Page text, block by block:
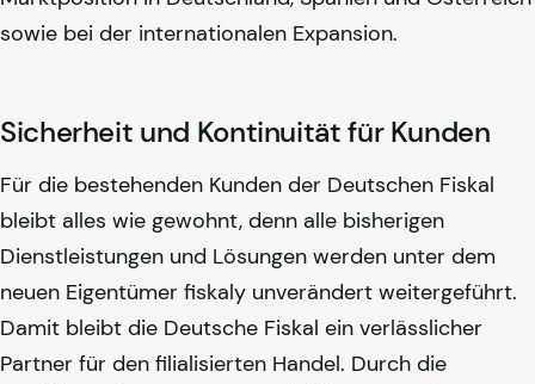
sowie bei der internationalen Expansion.
Sicherheit und Kontinuität für Kunden
Für die bestehenden Kunden der Deutschen Fiskal
bleibt alles wie gewohnt, denn alle bisherigen
Dienstleistungen und Lösungen werden unter dem
neuen Eigentümer fiskaly unverändert weitergeführt.
Damit bleibt die Deutsche Fiskal ein verlässlicher
Partner für den filialisierten Handel. Durch die